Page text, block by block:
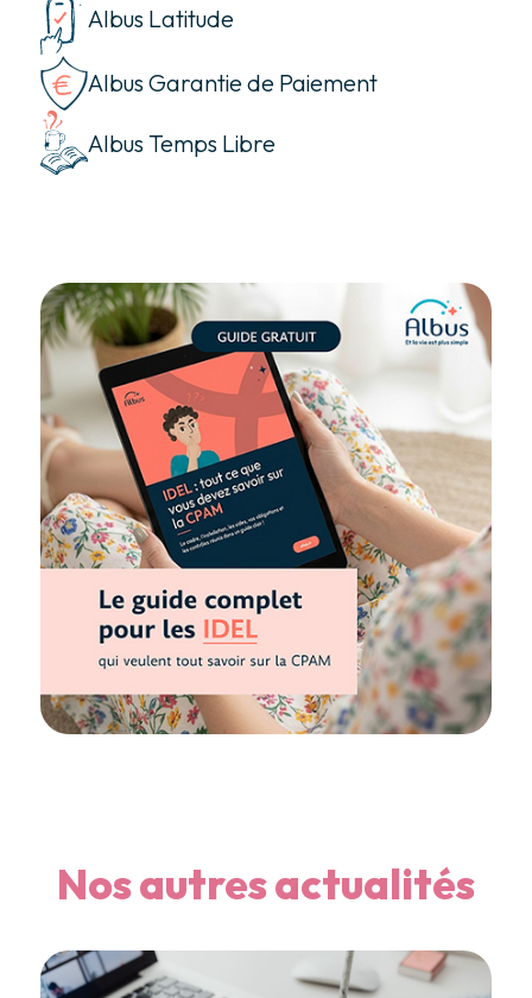
Albus Latitude
Albus Garantie de Paiement
Albus Temps Libre
Nos autres actualités